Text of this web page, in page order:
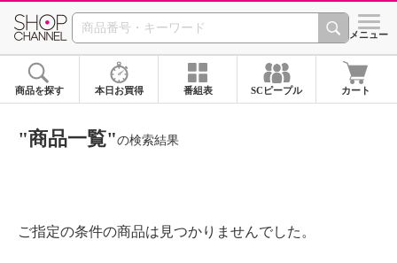
SHOP CHANNEL ショッ
メニュー
商品を探す 本日お買得 番組表 SCピープル カート
"商品一覧"の検索結果
ご指定の条件の商品は見つかりませんでした。